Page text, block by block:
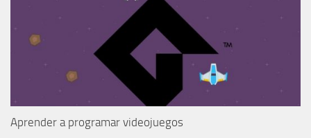
Aprender a programar videojuegos